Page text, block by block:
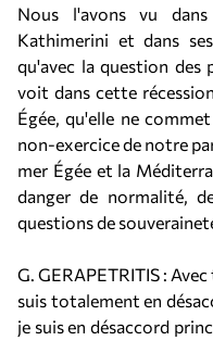
Nous l'avons vu
Kathimerini et dans
qu'avec la question des
voit dans cette
Égée, qu'elle ne
non-exercice de notre
mer Égée et la
danger de normalité,
questions de
G. GERAPETRITIS :
suis totalement en
je suis en désaccord